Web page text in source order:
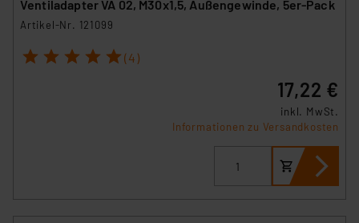
Ventiladapter VA 02, M30x1,5, Außengewinde, 5er-Pack
Artikel-Nr. 121099
1 2 3 4 5 (4)
17,22 €
inkl. MwSt.
Informationen zu Versandkosten